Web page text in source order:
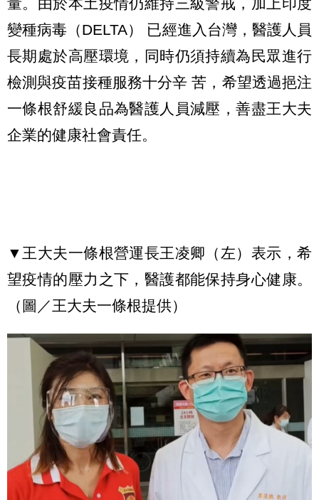
變種病毒（DELTA） 已經進入台灣，醫護人員
長期處於高壓環境，同時仍須持續為民眾進行
檢測與疫苗接種服務十分辛 苦，希望透過挹注
一條根舒緩良品為醫護人員減壓，善盡王大夫
企業的健康社會責任。
▼王大夫一條根營運長王凌卿（左）表示，希
望疫情的壓力之下，醫護都能保持身心健康。
（圖／王大夫一條根提供）